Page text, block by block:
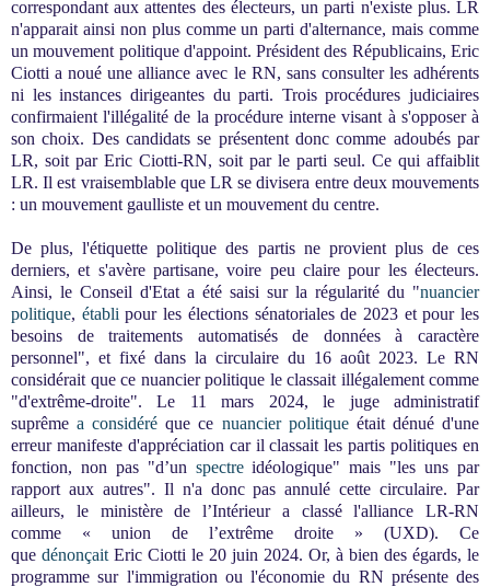
correspondant aux attentes des électeurs, un parti n'existe plus. LR
n'apparait ainsi non plus comme unparti d'alternance, mais comme
un mouvement politique d'appoint.Président des Républicains, Eric
Ciotti a noué une alliance avec le RN, sans consulter les adhérents
ni les instances dirigeantes du parti. Trois procédures judiciaires
confirmaient l'illégalité de la procédure interne visant à s'opposer à
son choix. Des candidats se présentent donc comme adoubés par
LR, soit par Eric Ciotti-RN, soit par le parti seul. Ce qui affaiblit
LR. Il est vraisemblable que LR se divisera entre deux mouvements
: un mouvement gaulliste et un mouvement du centre.
De plus, l'étiquette politique des partis ne provient plus de ces
derniers, et s'avère partisane, voire peu claire pour les électeurs.
Ainsi, le Conseil d'Etat a été saisi sur la régularité du "nuancier
politique, établi pour les élections sénatoriales de 2023 et pour les
besoins de traitements automatisés de données à caractère
personnel", et fixé dans la circulaire du 16 août 2023. Le RN
considérait que ce nuancier politique le classait illégalement comme
"d'extrême-droite". Le 11 mars 2024, le juge administratif
suprêmeaconsidéré que ce nuancier politiqueétait dénué d'une
erreur manifeste d'appréciation car il classait les partis politiques en
fonction, non pas "d’un spectreidéologique" mais "les uns par
rapport aux autres". Il n'a donc pas annulé cette circulaire. Par
ailleurs,
le ministère de l’Intérieur a classé l'alliance LR-RN
comme « union de l’extrême droite » (UXD). Ce
que dénonçait Eric Ciotti le 20 juin 2024. Or, à bien des égards, le
programme sur l'immigration ou l'économie du RN présente des